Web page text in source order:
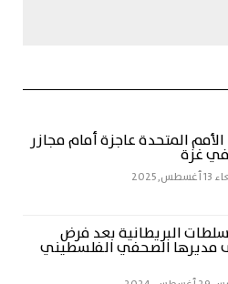
المتحدة عاجزة أمام مجازر
في غزة
2025
البريطانية بعد فرض
مديرها الصحفي الفلسطيني